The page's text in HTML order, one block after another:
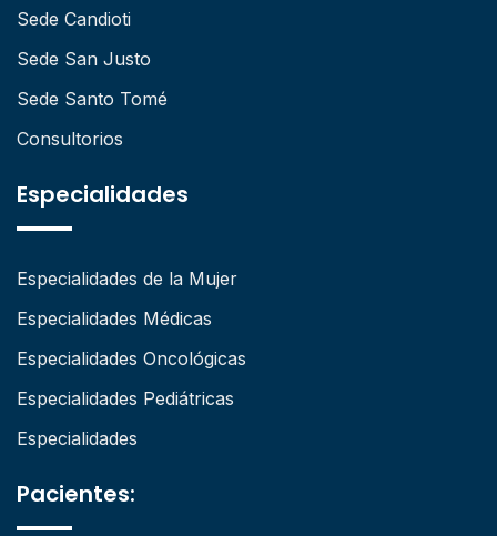
Sede Candioti
Sede San Justo
Sede Santo Tomé
Consultorios
Especialidades
Especialidades de la Mujer
Especialidades Médicas
Especialidades Oncológicas
Especialidades Pediátricas
Especialidades
Pacientes: